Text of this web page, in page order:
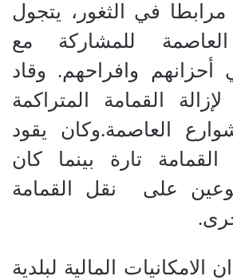
في الثغور، يتجول
للمشاركة مع
أحزانهم وافراحهم. وقاد
القمامة المتراكمة
العاصمة.وكان يقود
تارة بينما كان
على نقل القمامة
المالية لبلدية